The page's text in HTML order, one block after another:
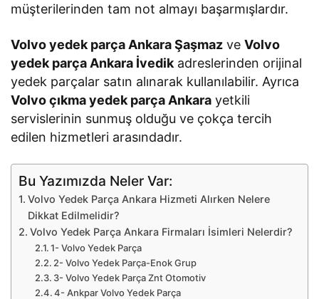
müşterilerinden tam not almayı başarmışlardır.
Volvo yedek parça Ankara Şaşmaz veVolvo
yedek parça Ankara İvedik adreslerinden orijinal
yedek parçalar satın alınarak kullanılabilir. Ayrıca
Volvo çıkma yedek parça Ankara yetkili
servislerinin sunmuş olduğu ve çokça tercih
edilen hizmetleri arasındadır.
Bu Yazımızda Neler Var:
Volvo Yedek Parça Ankara Hizmeti Alırken Nelere
Dikkat Edilmelidir?
Volvo Yedek Parça Ankara Firmaları İsimleri Nelerdir?
1- Volvo Yedek Parça
2- Volvo Yedek Parça-Enok Grup
3- Volvo Yedek Parça Znt Otomotiv
4- Ankpar Volvo Yedek Parça